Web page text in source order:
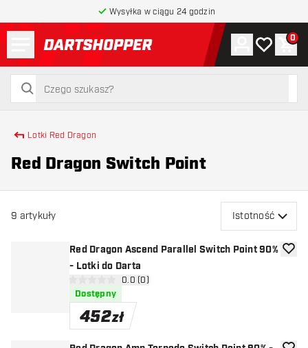
Wysyłka w ciągu 24 godzin
powrót do strony głównej
szukaj
szukaj
Konto
Moja lista
0
Lotki Red Dragon
Red Dragon Switch Point
9 artykuły Istotność
Red Dragon Ascend Parallel Switch Point 90%
- Lotki do Darta
otwórz panel recenzji
0 gwiazdki oceny0.0 (0)
Dostępny
452zł